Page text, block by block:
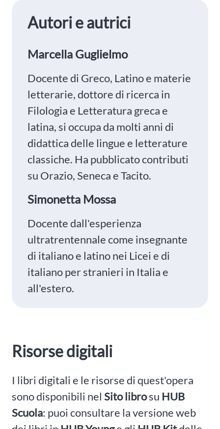
Autori e autrici
Marcella Guglielmo
Docente di Greco, Latino e materie
letterarie, dottore di ricerca in
Filologia e Letteratura greca e
latina, si occupa da molti anni di
didattica delle lingue e letterature
classiche. Ha pubblicato contributi
su Orazio, Seneca e Tacito.
Simonetta Mossa
Docente dall'esperienza
ultratrentennale come insegnante
di italiano e latino nei Licei e di
italiano per stranieri in Italia e
all'estero.
Risorse digitali
I libri digitali e le risorse di quest'opera
sono disponibili nel Sito librosu HUB
Scuola: puoi consultare la versione web